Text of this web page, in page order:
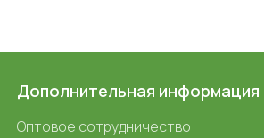
Дополнительная информация
Оптовое сотрудничество